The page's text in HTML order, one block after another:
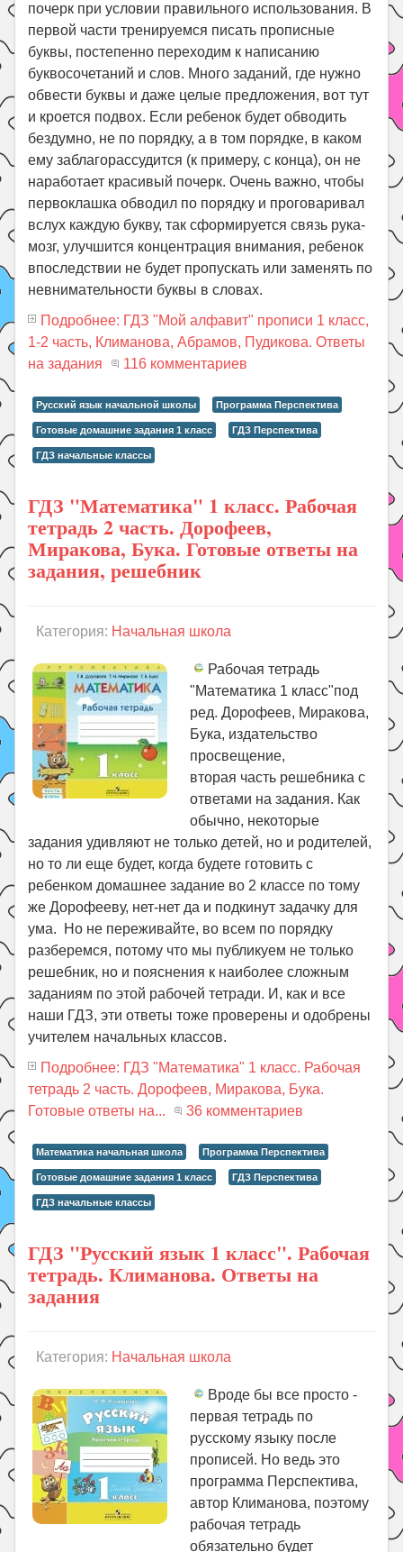
почерк при условии правильного использования. В
первой части тренируемся писать прописные
буквы, постепенно переходим к написанию
буквосочетаний и слов. Много заданий, где нужно
обвести буквы и даже целые предложения, вот тут
и кроется подвох. Если ребенок будет обводить
бездумно, не по порядку, а в том порядке, в каком
ему заблагорассудится (к примеру, с конца), он не
наработает красивый почерк. Очень важно, чтобы
первоклашка обводил по порядку и проговаривал
вслух каждую букву, так сформируется связь рука-
мозг, улучшится концентрация внимания, ребенок
впоследствии не будет пропускать или заменять по
невнимательности буквы в словах.
Подробнее: ГДЗ "Мой алфавит" прописи 1 класс,
1-2 часть, Климанова, Абрамов, Пудикова. Ответы
на задания
116 комментариев
Русский язык начальной школы Программа Перспектива
Готовые домашние задания 1 класс ГДЗ Перспектива
ГДЗ начальные классы
ГДЗ "Математика" 1 класс. Рабочая
тетрадь 2 часть. Дорофеев,
Миракова, Бука. Готовые ответы на
задания, решебник
Категория: Начальная школа
Рабочая тетрадь
"Математика 1 класс"под
ред. Дорофеев, Миракова,
Бука, издательство
просвещение,
вторая часть решебника с
ответами на задания. Как
обычно, некоторые
задания удивляют не только детей, но и родителей,
но то ли еще будет, когда будете готовить с
ребенком домашнее задание во 2 классе по тому
же Дорофееву, нет-нет да и подкинут задачку для
ума. Но не переживайте, во всем по порядку
разберемся, потому что мы публикуем не только
решебник, но и пояснения к наиболее сложным
заданиям по этой рабочей тетради. И, как и все
наши ГДЗ, эти ответы тоже проверены и одобрены
учителем начальных классов.
Подробнее: ГДЗ "Математика" 1 класс. Рабочая
тетрадь 2 часть. Дорофеев, Миракова, Бука.
Готовые ответы на...
36 комментариев
Математика начальная школа Программа Перспектива
Готовые домашние задания 1 класс ГДЗ Перспектива
ГДЗ начальные классы
ГДЗ "Русский язык 1 класс". Рабочая
тетрадь. Климанова. Ответы на
задания
Категория: Начальная школа
Вроде бы все просто -
первая тетрадь по
русскому языку после
прописей. Но ведь это
программа Перспектива,
автор Климанова, поэтому
рабочая тетрадь
обязательно будет